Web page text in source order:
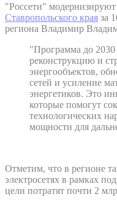
"Россети" модернизируют
Ставропольского края за
региона Владимир
"Программа до 2030
реконструкцию и
энергообъектов,
сетей и усиление
энергетиков. Это
которые помогут
технологических
мощности для
Отметим, что в регионе
электросетях в рамках
цели потратят почти 2